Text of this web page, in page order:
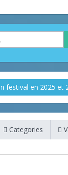
festival en 2025 et
Categories